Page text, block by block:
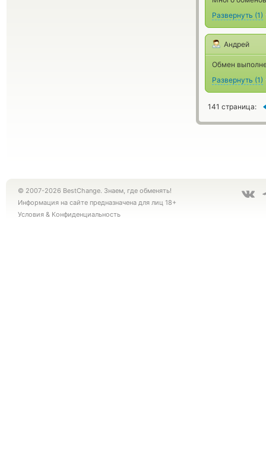
Развернуть (1)
Андрей
Обмен
Развернуть (1)
141 страница:
© 2007-2026 BestChange. Знаем, где обменять!
Информация на сайте предназначена для лиц 18+
Условия & Конфиденциальность